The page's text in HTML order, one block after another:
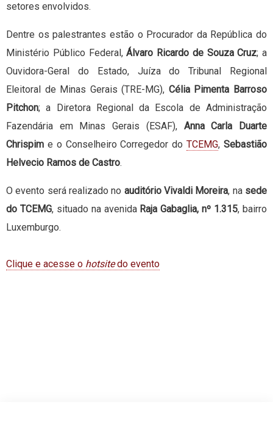
setores envolvidos.
Dentre os palestrantes estão o Procurador da República do
Ministério Público Federal,Álvaro Ricardo de Souza Cruz; a
Ouvidora-Geral do Estado, Juíza do Tribunal Regional
Eleitoral de Minas Gerais (TRE-MG), Célia Pimenta Barroso
Pitchon; a Diretora Regional da Escola de Administração
Fazendária em Minas Gerais (ESAF), Anna Carla Duarte
Chrispim e o Conselheiro Corregedor doTCEMG,Sebastião
Helvecio Ramos de Castro.
O evento será realizado no auditório Vivaldi Moreira, na sede
do TCEMG, situado na avenida Raja Gabaglia, nº 1.315, bairro
Luxemburgo.
Clique e acesse o hotsitedo evento